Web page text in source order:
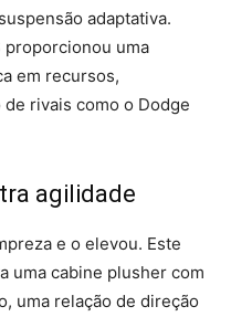
adaptativa.
proporcionou uma
em recursos,
rivais como o Dodge
agilidade
e o elevou. Este
uma cabine plusher com
uma relação de direção